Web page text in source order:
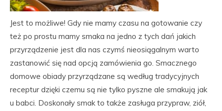
Jest to możliwe! Gdy nie mamy czasu na gotowanie czy
też po prostu mamy smaka na jedno z tych dań jakich
przyrządzenie jest dla nas czymś nieosiągalnym warto
zastanowić się nad opcją zamówienia go. Smacznego
domowe obiady przyrządzane są według tradycyjnych
receptur dzięki czemu są nie tylko pyszne ale smakują jak
u babci. Doskonały smak to także zasługa przypraw, ziół,